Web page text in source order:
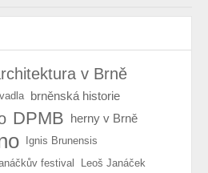
v Brně
brněnská historie
DPMB herny v Brně
Ignis Brunensis
festival Leoš Janáček